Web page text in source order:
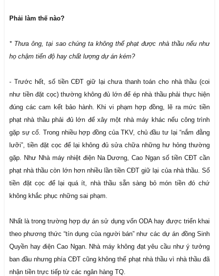
Phải làm thế nào?
* Thưa ông, tại sao chúng ta không thể phạt được nhà thầu nếu như
họ chậm tiến độ hay chất lượng dự án kém?
- Trước hết, số tiền CĐT giữ lại chưa thanh toán cho nhà thầu (coi
như tiền đặt cọc) thường không đủ lớn để ép nhà thầu phải thực hiện
đúng các cam kết bảo hành. Khi vi phạm hợp đồng, lẽ ra mức tiền
phạt nhà thầu phải đủ lớn để xây một nhà máy khác nếu công trình
gặp sự cố. Trong nhiều hợp đồng của TKV, chủ đầu tư lại “nắm đằng
lưỡi”, tiền đặt cọc để lại không đủ sửa chữa những hư hỏng thường
gặp. Như Nhà máy nhiệt điện Na Dương, Cao Ngạn số tiền CĐT cần
phạt nhà thầu còn lớn hơn nhiều lần tiền CĐT giữ lại của nhà thầu. Số
tiền đặt cọc để lại quá ít, nhà thầu sẵn sàng bỏ món tiền đó chứ
không khắc phục những sai phạm.
Nhất là trong trường hợp dự án sử dụng vốn ODA hay được triển khai
theo phương thức “tín dụng của người bán” như các dự án đồng Sinh
Quyền hay điện Cao Ngạn. Nhà máy không đạt yêu cầu như ý tưởng
ban đầu nhưng phía CĐT cũng không thể phạt nhà thầu vì nhà thầu đã
nhận tiền trực tiếp từ các ngân hàng TQ.